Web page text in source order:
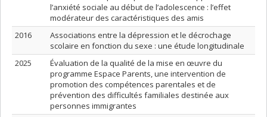
l’anxiété sociale au début de l’adolescence : l’effet
modérateur des caractéristiques des amis
2016
Associations entre la dépression et le décrochage
scolaire en fonction du sexe : une étude longitudinale
2025
Évaluation de la qualité de la mise en œuvre du
programme Espace Parents, une intervention de
promotion des compétences parentales et de
prévention des difficultés familiales destinée aux
personnes immigrantes